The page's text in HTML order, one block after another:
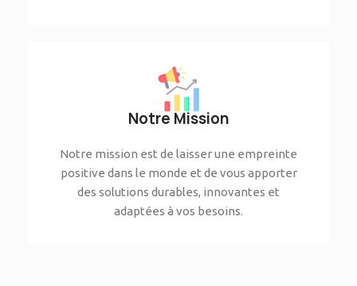
Notre Mission
Notre mission est de laisser une empreinte
positive dans le monde et de vous apporter
des solutions durables, innovantes et
adaptées à vos besoins.